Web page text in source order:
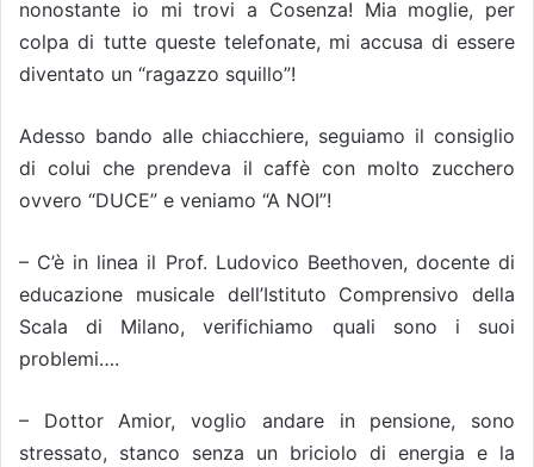
nonostante io mi trovi a Cosenza! Mia moglie, per
colpa di tutte queste telefonate, mi accusa di essere
diventato un “ragazzo squillo”!
Adesso bando alle chiacchiere, seguiamo il consiglio
di colui che prendeva il caffè con molto zucchero
ovvero “DUCE” e veniamo “A NOI”!
– C’è in linea il Prof. Ludovico Beethoven, docente di
educazione musicale dell’Istituto Comprensivo della
Scala di Milano, verifichiamo quali sono i suoi
problemi….
– Dottor Amior, voglio andare in pensione, sono
stressato, stanco senza un briciolo di energia e la